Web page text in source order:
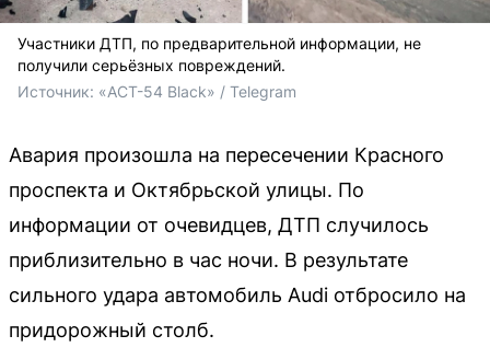
Участники ДТП, по предварительной информации, не
получили серьёзных повреждений.
Источник: «АСТ-54 Black» / Telegram
Авария произошла на пересечении Красного
проспекта и Октябрьской улицы. По
информации от очевидцев, ДТП случилось
приблизительно в час ночи. В результате
сильного удара автомобиль Audi отбросило на
придорожный столб.